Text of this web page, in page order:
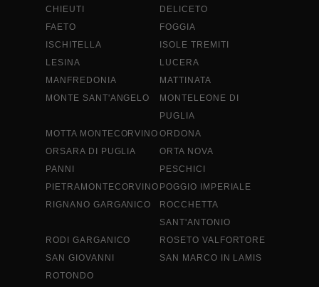
CHIEUTI
DELICETO
FAETO
FOGGIA
ISCHITELLA
ISOLE TREMITI
LESINA
LUCERA
MANFREDONIA
MATTINATA
MONTE SANT'ANGELO
MONTELEONE DI
PUGLIA
MOTTA MONTECORVINO ORDONA
ORSARA DI PUGLIA
ORTA NOVA
PANNI
PESCHICI
PIETRAMONTECORVINO POGGIO IMPERIALE
RIGNANO GARGANICO
ROCCHETTA
SANT'ANTONIO
RODI GARGANICO
ROSETO VALFORTORE
SAN GIOVANNI
ROTONDO
SAN MARCO IN LAMIS